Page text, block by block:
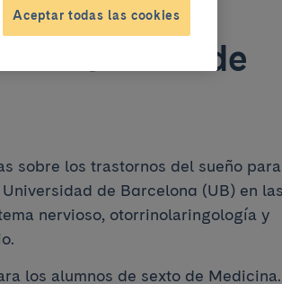
- Unidad de
sobre los trastornos del sueño
de Barcelona (UB) en las
nervioso, otorrinolaringología y
los alumnos de sexto de Medicina.
Aceptar todas las cookies